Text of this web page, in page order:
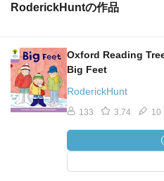
い。
go off by herself: ひとりになる
be cross with Gran: 腹を立てた
Victorian Adventure
RoderickHuntの作品
Oxford Reading
Big Feet
RoderickHunt
133 3.74 10